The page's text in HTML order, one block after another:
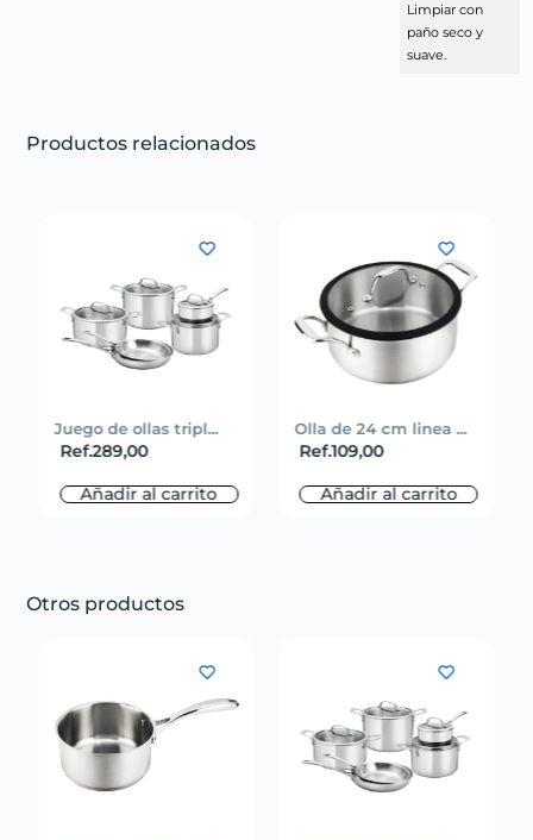
Limpiar con
paño seco y
suave.
Productos relacionados
Juego de ollas tripl...
Ref.289,00
Añadir al carrito
Olla de 24 cm linea ...
Ref.109,00
Añadir al carrito
Otros productos